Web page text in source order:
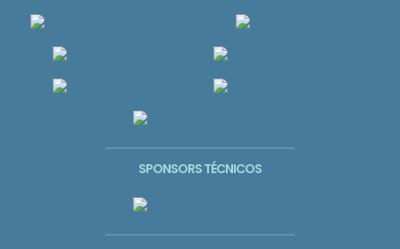
SPONSORS TÉCNICOS